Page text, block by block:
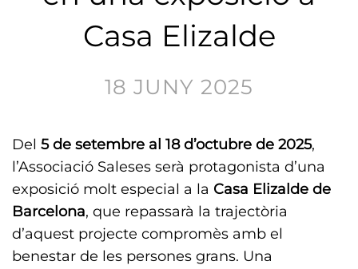
Casa Elizalde
18 JUNY 2025
Del 5 de setembre al 18 d’octubre de 2025,
l’Associació Saleses serà protagonista d’una
exposició molt especial a la Casa Elizalde de
Barcelona, que repassarà la trajectòria
d’aquest projecte compromès amb el
benestar de les persones grans. Una